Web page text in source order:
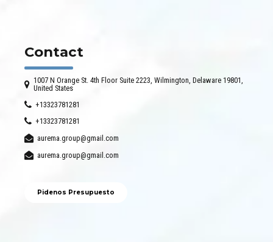
Contact
1007 N Orange St. 4th Floor Suite 2223, Wilmington, Delaware 19801,
United States
+13323781281
+13323781281
aurema.group@gmail.com
aurema.group@gmail.com
Pidenos Presupuesto